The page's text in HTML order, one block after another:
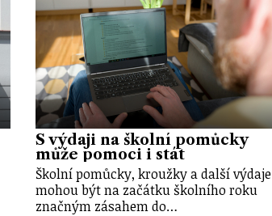
S výdaji na školní pomůcky
může pomoci i stát
Školní pomůcky, kroužky a další výdaje
mohou být na začátku školního roku
značným zásahem do…